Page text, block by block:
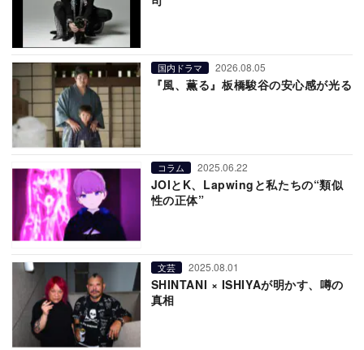
国内ドラマ 2026.08.05
『風、薫る』板橋駿谷の安心感が光る
コラム 2025.06.22
JOIとK、Lapwingと私たちの“類似
性の正体”
文芸 2025.08.01
SHINTANI × ISHIYAが明かす、噂の
真相